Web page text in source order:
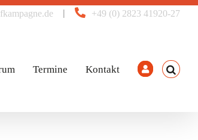
+49 (0) 2823 41920-27
|
Termine Kontakt